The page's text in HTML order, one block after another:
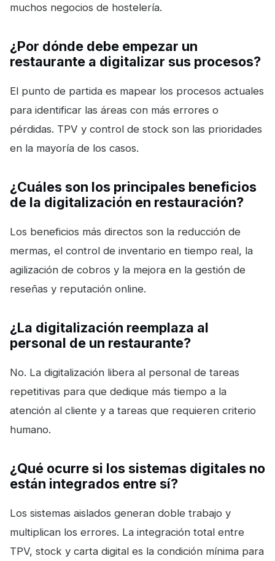
muchos negocios de hostelería.
¿Por dónde debe empezar un
restaurante a digitalizar sus procesos?
El punto de partida es mapear los procesos actuales
para identificar las áreas con más errores o
pérdidas. TPV y control de stock son las prioridades
en la mayoría de los casos.
¿Cuáles son los principales beneficios
de la digitalización en restauración?
Los beneficios más directos son la reducción de
mermas, el control de inventario en tiempo real, la
agilización de cobros y la mejora en la gestión de
reseñas y reputación online.
¿La digitalización reemplaza al
personal de un restaurante?
No. La digitalización libera al personal de tareas
repetitivas para que dedique más tiempo a la
atención al cliente y a tareas que requieren criterio
humano.
¿Qué ocurre si los sistemas digitales no
están integrados entre sí?
Los sistemas aislados generan doble trabajo y
multiplican los errores. La integración total entre
TPV, stock y carta digital es la condición mínima para